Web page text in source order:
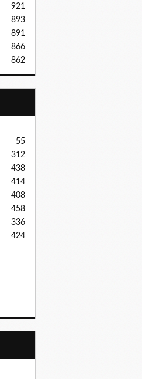
921
893
891
866
862
55
312
438
414
408
458
336
424